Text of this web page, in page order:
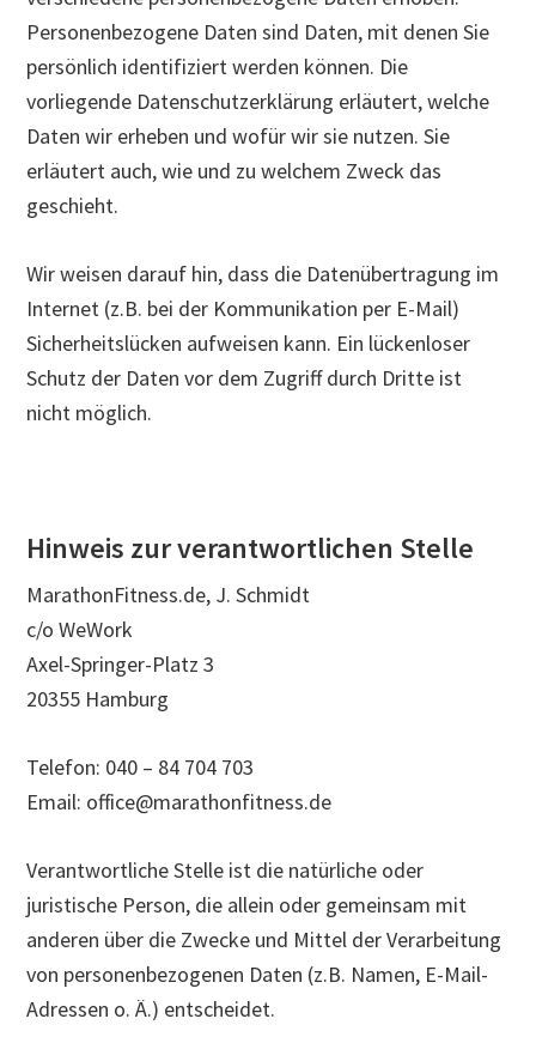
Personenbezogene Daten sind Daten, mit denen Sie
persönlich identifiziert werden können. Die
vorliegende Datenschutzerklärung erläutert, welche
Daten wir erheben und wofür wir sie nutzen. Sie
erläutert auch, wie und zu welchem Zweck das
geschieht.
Wir weisen darauf hin, dass die Datenübertragung im
Internet (z.B. bei der Kommunikation per E-Mail)
Sicherheitslücken aufweisen kann. Ein lückenloser
Schutz der Daten vor dem Zugriff durch Dritte ist
nicht möglich.
Hinweis zur verantwortlichen Stelle
MarathonFitness.de, J. Schmidt
c/o WeWork
Axel-Springer-Platz 3
20355 Hamburg
Telefon: 040 – 84 704 703
Email: office@marathonfitness.de
Verantwortliche Stelle ist die natürliche oder
juristische Person, die allein oder gemeinsam mit
anderen über die Zwecke und Mittel der Verarbeitung
von personenbezogenen Daten (z.B. Namen, E-Mail-
Adressen o. Ä.) entscheidet.